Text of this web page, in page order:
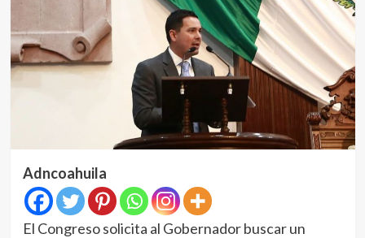
Adncoahuila
El Congreso solicita al Gobernador buscar un